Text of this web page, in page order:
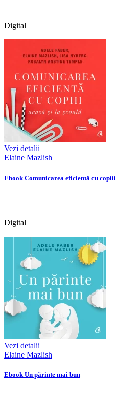
Digital
Vezi detalii
Elaine Mazlish
Ebook Comunicarea eficientă cu copiii
Digital
Vezi detalii
Elaine Mazlish
Ebook Un părinte mai bun